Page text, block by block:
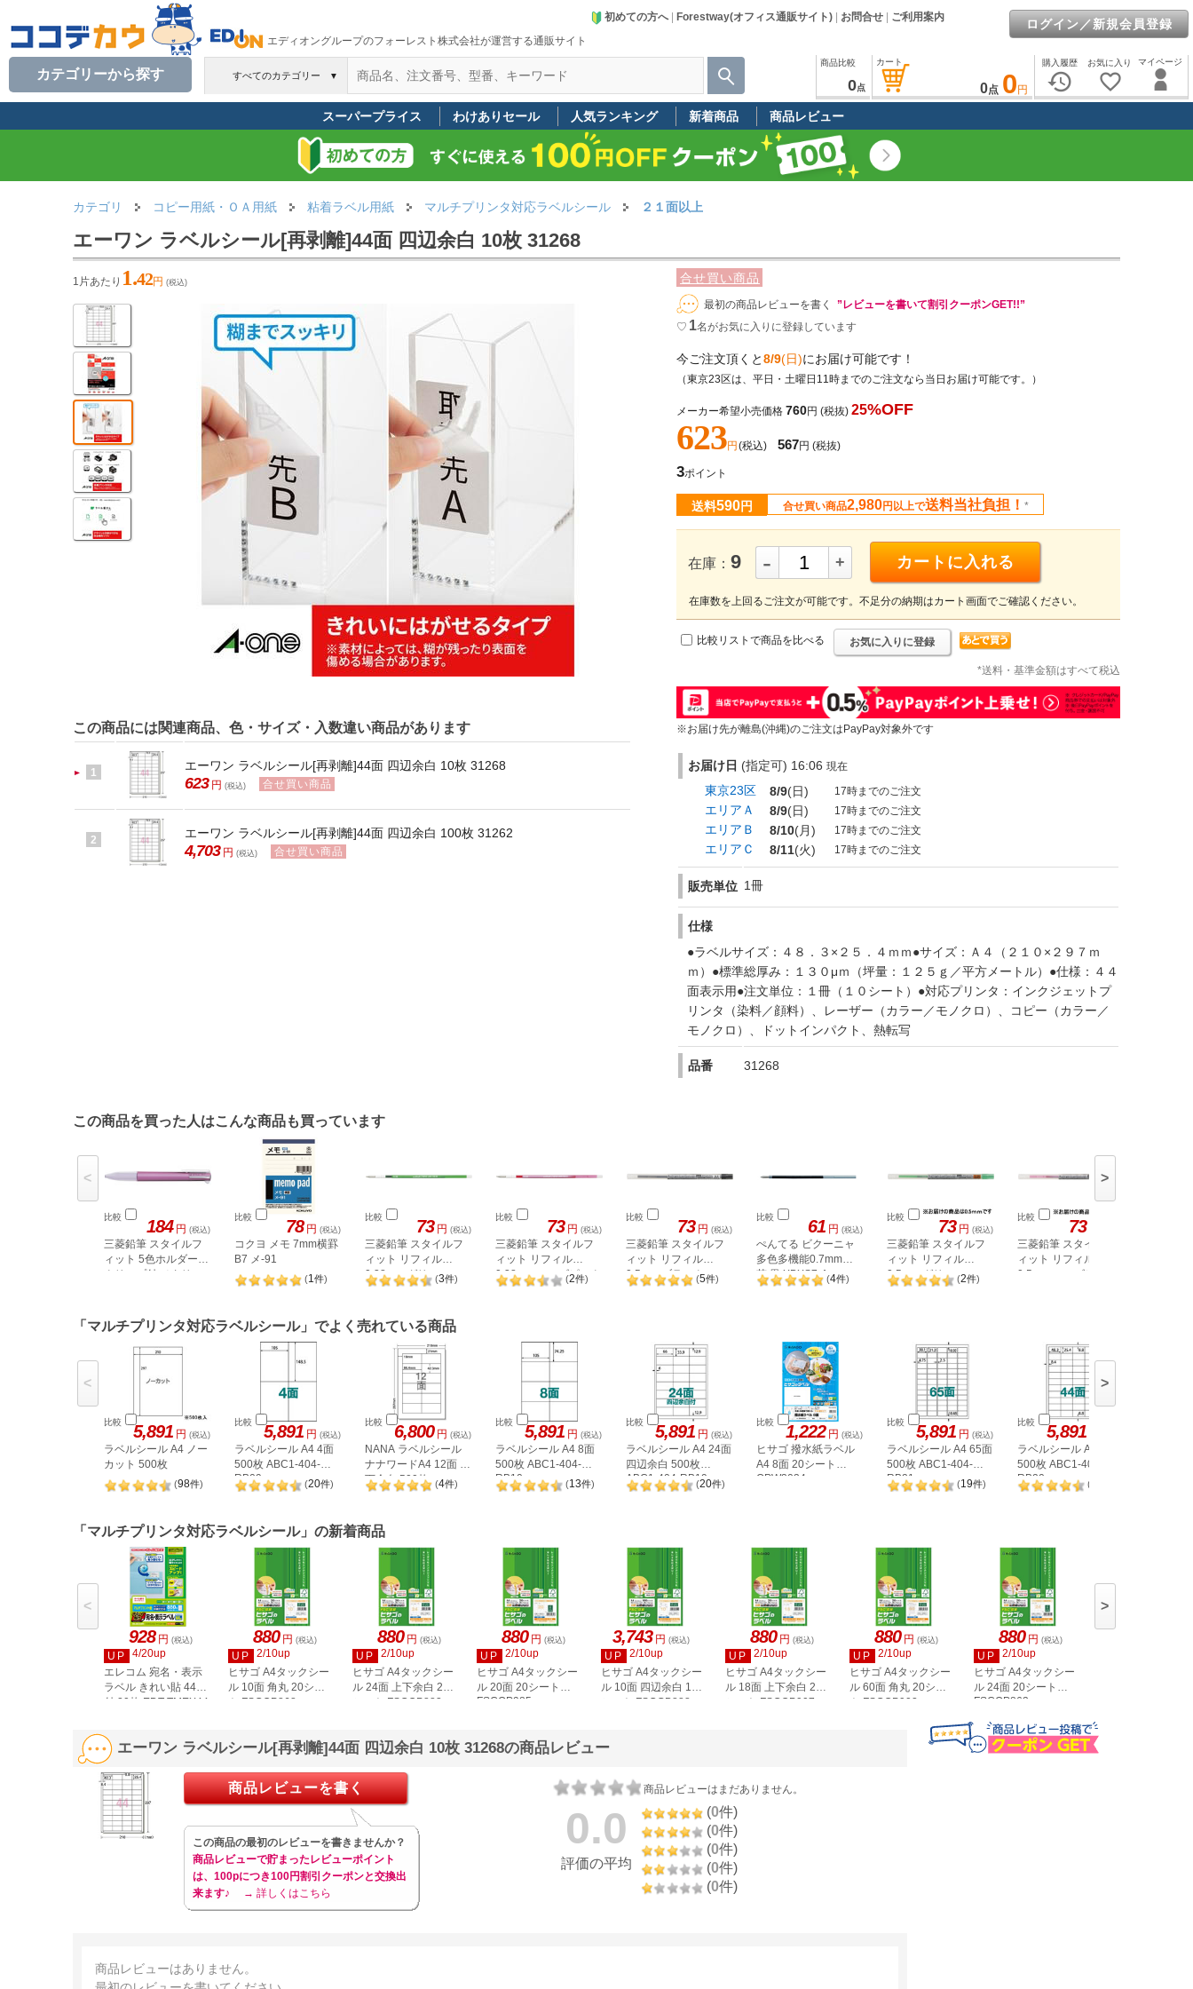
エディオングループのフォーレスト株式会社が運営する通販サイト
初めての方へ| Forestway(オフィス通販サイト) お問合せ ご利用案内 ログイン／新規会員登録
すべてのカテゴリー ▼
カテゴリーから探す
マイページ
お気に入り
favorite_border
購入履歴
history
カート
0点 0 円
商品比較
0点
スーパープライス わけありセール 人気ランキング 新着商品 商品レビュー
カテゴリ コピー用紙・ＯＡ用紙 粘着ラベル用紙 マルチプリンタ対応ラベルシール ２１面以上
エーワン ラベルシール[再剥離]44面 四辺余白 10枚 31268
合せ買い商品
最初の商品レビューを書く
”レビューを書いて割引クーポンGET!!”
♡ 1名がお気に入りに登録しています
今ご注文頂くと8/9(日)にお届け可能です！
（東京23区は、平日・土曜日11時までのご注文なら当日お届け可能です。）
メーカー希望小売価格 760円 (税抜) 25%OFF
623円 (税込) 567円 (税抜)
3ポイント
送料590円 合せ買い商品2,980円以上で送料当社負担！ *
在庫： 9 - + カートに入れる
在庫数を上回るご注文が可能です。不足分の納期はカート画面でご確認ください。
比較リストで商品を比べる お気に入りに登録
*送料・基準金額はすべて税込
※お届け先が離島(沖縄)のご注文はPayPay対象外です
お届け日 (指定可) 16:06 現在
東京23区 8/9(日) 17時までのご注文
エリアＡ 8/9(日) 17時までのご注文
エリアＢ 8/10(月) 17時までのご注文
エリアＣ 8/11(火) 17時までのご注文
販売単位 1冊
仕様
●ラベルサイズ：４８．３×２５．４ｍｍ●サイズ：Ａ４（２１０×２９７ｍ
ｍ）●標準総厚み：１３０μｍ（坪量：１２５ｇ／平方メートル）●仕様：４４
面表示用●注文単位：１冊（１０シート）●対応プリンタ：インクジェットプ
リンタ（染料／顔料）、レーザー（カラー／モノクロ）、コピー（カラー／
モノクロ）、ドットインパクト、熱転写
品番 31268
1片あたり 1.42円 (税込)
この商品には関連商品、色・サイズ・入数違い商品があります
1 エーワン ラベルシール[再剥離]44面 四辺余白 10枚 31268
623 円 (税込) 合せ買い商品
2 エーワン ラベルシール[再剥離]44面 四辺余白 100枚 31262
4,703 円 (税込) 合せ買い商品
この商品を買った人はこんな商品も買っています
比較 184 円 (税込)
三菱鉛筆 スタイルフ
ィット 5色ホルダー
クリップ付 メタリッ
比較 78 円 (税込)
コクヨ メモ 7mm横罫
B7 メ-91
(1件)
比較 73 円 (税込)
三菱鉛筆 スタイルフ
ィット リフィル
0.38mm グリーン
UMR10938.6
(3件)
比較 73 円 (税込)
三菱鉛筆 スタイルフ
ィット リフィル
0.38mm ローズピンク
UMR10938.66
(2件)
比較 73 円 (税込)
三菱鉛筆 スタイルフ
ィット リフィル
0.5mm ブラック
UMR10905.24
(5件)
比較 61 円 (税込)
ぺんてる ビクーニャ
多色多機能0.7mm替
芯 黒 XBXS7-A(4件)
比較 73 円 (税込)
三菱鉛筆 スタイルフ
ィット リフィル
0.5mm グリーン
UMR10905.6
(2件)
比較 73
三菱鉛筆 スタイルフ
ィット リフィル
0.5mm ローズピンク
< >
「マルチプリンタ対応ラベルシール」でよく売れている商品
比較 5,891 円 (税込)
ラベルシール A4 ノー
カット 500枚
(98件)
比較 5,891 円 (税込)
ラベルシール A4 4面
500枚 ABC1-404-
RB09
(20件)
比較 6,800 円 (税込)
NANA ラベルシール
ナナワードA4 12面 上
下余白 500枚
LDW12P
(4件)
比較 5,891 円 (税込)
ラベルシール A4 8面
500枚 ABC1-404-
RB10
(13件)
比較 5,891 円 (税込)
ラベルシール A4 24面
四辺余白 500枚
ABC1-404-RB19
(20件)
比較 1,222 円 (税込)
ヒサゴ 撥水紙ラベル
A4 8面 20シート
OPW3034
比較 5,891 円 (税込)
ラベルシール A4 65面
500枚 ABC1-404-
RB21
(19件)
比較 5,891
ラベルシール A4 44面
500枚 ABC1-404-
RB20
(
< >
「マルチプリンタ対応ラベルシール」の新着商品
928 円 (税込)
UP
4/20up
エレコム 宛名・表示
ラベル きれい貼 44面
付 20枚 EDT-TMEX44
880 円 (税込)
UP
2/10up
ヒサゴ A4タックシー
ル 10面 角丸 20シー
ト FSCOP868
880 円 (税込)
UP
2/10up
ヒサゴ A4タックシー
ル 24面 上下余白 20
シート FSCOP883
880 円 (税込)
UP
2/10up
ヒサゴ A4タックシー
ル 20面 20シート
FSCOP985
3,743 円 (税込)
UP
2/10up
ヒサゴ A4タックシー
ル 10面 四辺余白 100
シート FSCGB888
880 円 (税込)
UP
2/10up
ヒサゴ A4タックシー
ル 18面 上下余白 20
シート FSCOP907
880 円 (税込)
UP
2/10up
ヒサゴ A4タックシー
ル 60面 角丸 20シー
ト FSCOP902
880 円 (税込)
UP
2/10up
ヒサゴ A4タックシー
ル 24面 20シート
FSCOP863
< >
エーワン ラベルシール[再剥離]44面 四辺余白 10枚 31268の商品レビュー
商品レビューはまだありません。
0.0
評価の平均
(0件)
(0件)
(0件)
(0件)
(0件)
商品レビューを書く
この商品の最初のレビューを書きませんか？
商品レビューで貯まったレビューポイント
は、100pにつき100円割引クーポンと交換出
来ます♪
→ 詳しくはこちら
商品レビューはありません。